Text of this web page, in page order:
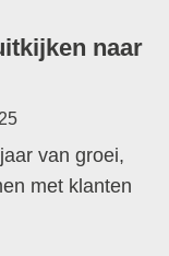
naar
van groei,
met klanten